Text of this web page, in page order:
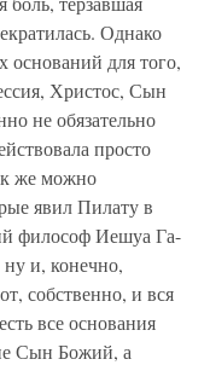
Однако
оснований для того,
Христос, Сын
не обязательно
просто
же можно
явил Пилату в
философ Иешуа Га-
и, конечно,
собственно, и вся
все основания
Сын Божий, а